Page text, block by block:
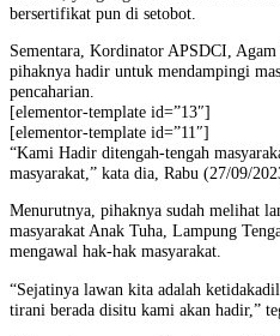
bersertifikat pun di setobot.
Sementara, Kordinator APSDCI, Agam
pihaknya hadir untuk mendampingi
pencaharian.
[elementor-template id=”13″]
[elementor-template id=”11″]
“Kami Hadir ditengah-tengah
masyarakat,” kata dia, Rabu (27/09/
Menurutnya, pihaknya sudah melihat
masyarakat Anak Tuha, Lampung
mengawal hak-hak masyarakat.
“Sejatinya lawan kita adalah
tirani berada disitu kami akan hadir,”